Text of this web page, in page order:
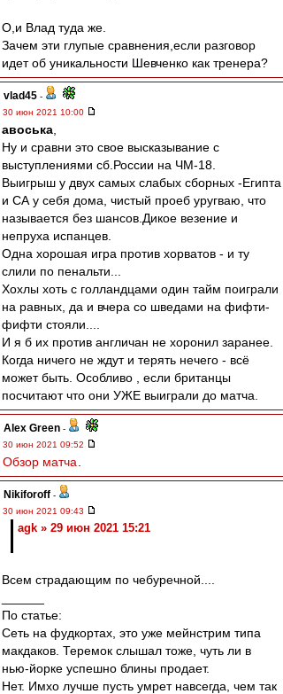
О,и Влад туда же.
Зачем эти глупые сравнения,если разговор
идет об уникальности Шевченко как тренера?
vlad45 -
30 июн 2021 10:00
авоська
Ну и сравни это свое высказывание с
выступлениями сб.России на ЧМ-18.
Выигрыш у двух самых слабых сборных -Египта
и СА у себя дома, чистый проеб уругваю, что
называется без шансов.Дикое везение и
непруха испанцев.
Одна хорошая игра против хорватов - и ту
слили по пенальти...
Хохлы хоть с голландцами один тайм поиграли
на равных, да и вчера со шведами на фифти-
фифти стояли....
И я б их против англичан не хоронил заранее.
Когда ничего не ждут и терять нечего - всё
может быть. Особливо , если британцы
посчитают что они УЖЕ выиграли до матча.
Alex Green -
30 июн 2021 09:52
Обзор матча
Nikiforoff -
30 июн 2021 09:43
agk » 29 июн 2021 15:21
Всем страдающим по чебуречной....
По статье:
Сеть на фудкортах, это уже мейнстрим типа
макдаков. Теремок слышал тоже, чуть ли в
нью-йорке успешно блины продает.
Нет. Имхо лучше пусть умрет навсегда, чем так